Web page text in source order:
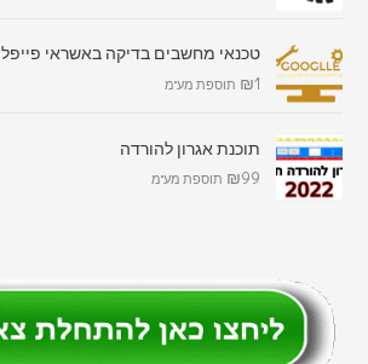
טכנאי מחשבים בדיקה באשראי פייפל
₪1 תוספת מע"מ
תוכנת אגרון להורדה
₪99 תוספת מע"מ